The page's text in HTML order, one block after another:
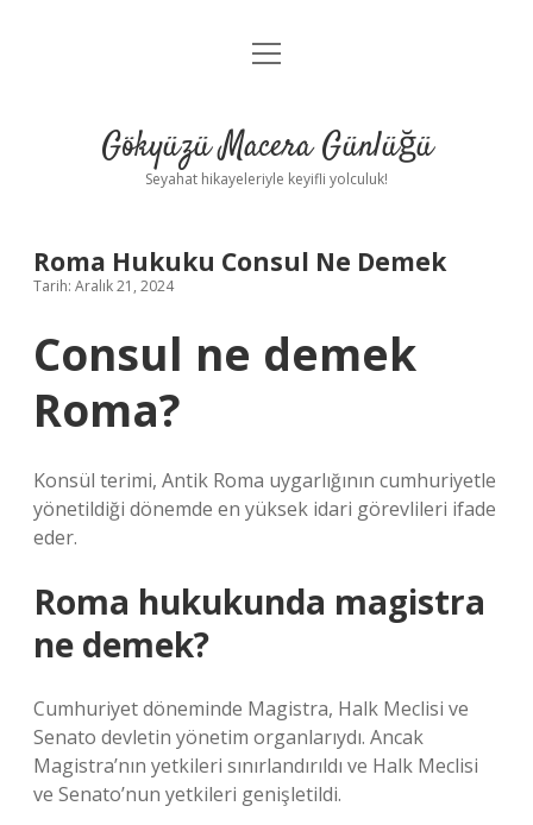
Anasayfa
Yasal Uyarı
menüyü
Gökyüzü Macera Günlüğü
Seyahat hikayeleriyle keyifli yolculuk!
Roma Hukuku Consul Ne Demek
Tarih: Aralık 21, 2024
Consul ne demek
Roma?
Konsül terimi, Antik Roma uygarlığının cumhuriyetle
yönetildiği dönemde en yüksek idari görevlileri ifade
eder.
Roma hukukunda magistra
ne demek?
Cumhuriyet döneminde Magistra, Halk Meclisi ve
Senato devletin yönetim organlarıydı. Ancak
Magistra’nın yetkileri sınırlandırıldı ve Halk Meclisi
ve Senato’nun yetkileri genişletildi.